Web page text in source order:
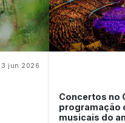
3 jun 2026
Concertos no
programação
musicais do